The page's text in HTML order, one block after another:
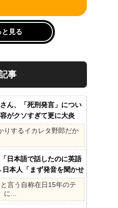
と見る
事
さん、「死刑発言」につい
がクソすぎて更に大炎
りするイカレタ野郎だか
「日本語で話したのに英語
本人「まず発音を聞かせ
言う自称在日15年のテ
...